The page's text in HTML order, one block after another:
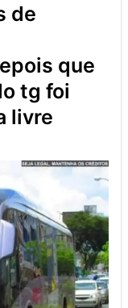
que
tg foi
livre